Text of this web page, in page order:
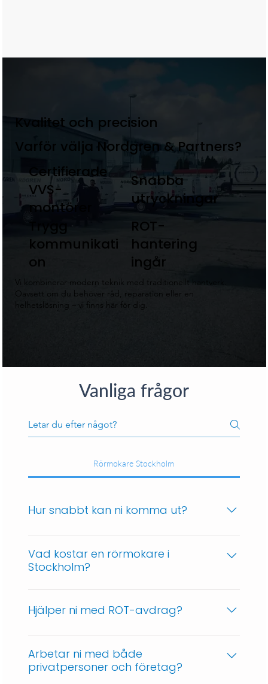
Kvalitet och precision
Varför välja Nordgren & Partners?
Certifierade
VVS-
montörer
Snabba
utryckningar
Trygg
kommunikati
on
ROT-
hantering
ingår
​Vi kombinerar modern teknik med traditionellt hantverk.
Oavsett om du behöver råd, reparation eller en
helhetslösning – vi finns här för dig.
Vanliga frågor
Rörmokare Stockholm
Hur snabbt kan ni komma ut?
alltid vara på plats inom 24 timmar.
Vad kostar en rörmokare i
Stockholm?
Kontakta oss för en kostnadsfri offert.
Hjälper ni med ROT-avdrag?
avdraget så att du får rätt pris från början.
Arbetar ni med både
privatpersoner och företag?